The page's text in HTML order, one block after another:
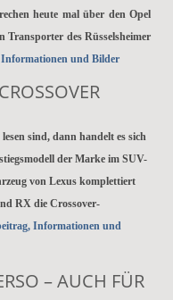
heute mal über den Opel
Transporter des Rüsselsheimer
und Bilder
sind, dann handelt es sich
der Marke im SUV-
von Lexus komplettiert
RX die Crossover-
Informationen und
– AUCH FÜR